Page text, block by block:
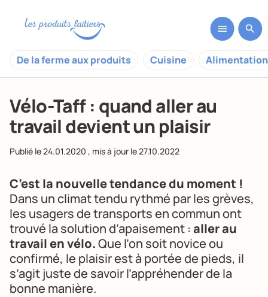
De la ferme aux produits Cuisine
Vélo-Taff : quand aller au
travail devient un plaisir
Publié le24.01.2020 , mis à jour le27.10.2022
C’est la nouvelle tendance du moment !
Dans un climat tendu rythmé par les grèves,
les usagers de transports en commun ont
trouvé la solution d’apaisement :aller au
travail en vélo.Que l’on soit novice ou
confirmé, le plaisir est à portée de pieds, il
s’agit juste de savoir l’appréhender de la
bonne manière.